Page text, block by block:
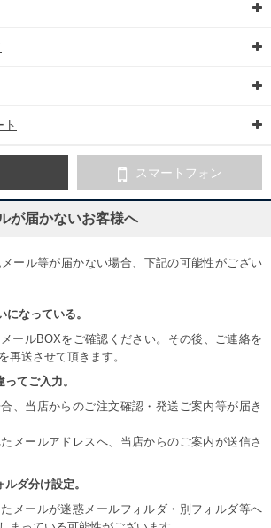
ト
スマートフォン
が届かないお客様へ
ール等が届かない場合、下記の可能性がござい
なっている。
ールBOXをご確認ください。その後、ご連絡を
再送させて頂きます。
てご入力。
、当店からのご注文確認・発送ご案内等が届き
メールアドレスへ、当店からのご案内が送信さ
ダ分け設定。
メールが迷惑メールフォルダ・別フォルダ等へ